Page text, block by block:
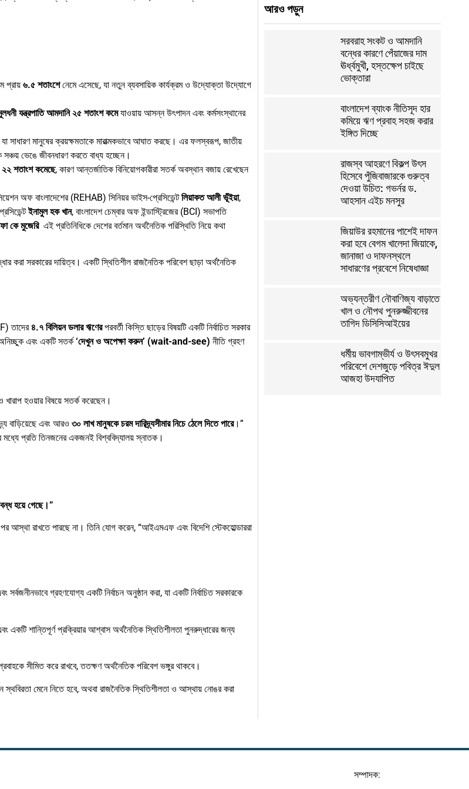
প্রায় ৬.৫ শতাংশেনেমে এসেছে, যা নতুন ব্যবসায়িক কার্যক্রম ও উদ্যোক্তা উদ্যোগে
যন্ত্রপাতিআমদানি২৫ শতাংশকমেযাওয়ায় আসন্ন উৎপাদন এবং কর্মসংস্থানের
সাধারণ মানুষের ক্রয়ক্ষমতাকে মারাত্মকভাবে আঘাত করছে। এর ফলস্বরূপ, জাতীয়
ভেঙে জীবনধারণ করতে বাধ্য হচ্ছেন।
২২ শতাংশকমেছে, কারণ আন্তর্জাতিক বিনিয়োগকারীরা সতর্ক অবস্থান বজায় রেখেছেন
অফ বাংলাদেশের (REHAB) সিনিয়র ভাইস-প্রেসিডেন্টলিয়াকতআলীভূঁইয়া,
ইনামুলহকখান, বাংলাদেশ চেম্বার অফ ইন্ডাস্ট্রিজের (BCI) সভাপতি
কেমুজেরিএই প্রতিনিধিকে দেশের বর্তমান অর্থনৈতিক পরিস্থিতি নিয়ে কথা
করা সরকারের দায়িত্ব। একটি স্থিতিশীল রাজনৈতিক পরিবেশ ছাড়া অর্থনৈতিক
তাদের ৪.৭ বিলিয়নডলারঋণেরপরবর্তী কিস্তি ছাড়ের বিষয়টি একটি নির্বাচিত সরকার
এবং একটি সতর্ক ‘দেখুনও অপেক্ষাকরুন’ (wait-and-see) নীতি গ্রহণ
খারাপ হওয়ার বিষয়ে সতর্ক করেছেন।
বাড়িয়েছে এবং আরও ৩০ লাখমানুষকেচরমদারিদ্র্যসীমারনিচেঠেলেদিতেপারে।”
মধ্যে প্রতি তিনজনের একজনই বিশ্ববিদ্যালয় স্নাতক।
বন্ধহয়েগেছে।”
আস্থা রাখতে পারছে না। তিনি যোগ করেন, “আইএমএফ এবং বিদেশি স্টেকহোল্ডাররা
গ্রহণযোগ্য একটি নির্বাচন অনুষ্ঠান করা, যা একটি নির্বাচিত সরকারকে
একটি শান্তিপূর্ণ প্রক্রিয়ার আশ্বাস অর্থনৈতিক স্থিতিশীলতা পুনরুদ্ধারের জন্য
সীমিত করে রাখবে, ততক্ষণ অর্থনৈতিক পরিবেশ ভঙ্গুর থাকবে।
স্থবিরতা মেনে নিতে হবে, অথবা রাজনৈতিক স্থিতিশীলতা ও আস্থায় নোঙর করা
আরও পড়ুন
সরবরাহ সংকট ও আমদানি
বন্ধের কারণে পেঁয়াজের দাম
ঊর্ধ্বমুখী, হস্তক্ষেপ চাইছে
ভোক্তারা
বাংলাদেশ ব্যাংক নীতিসূদ হার
কমিয়ে ঋণ প্রবাহ সহজ করার
ইঙ্গিত দিচ্ছে
রাজস্ব আহরণে বিকল্প উৎস
হিসেবে পুঁজিবাজারকে গুরুত্ব
দেওয়া উচিত: গভর্নর ড.
আহসান এইচ মনসুর
জিয়াউর রহমানের পাশেই দাফন
করা হবে বেগম খালেদা জিয়াকে,
জানাজা ও দাফনস্থলে
সাধারণের প্রবেশে নিষেধাজ্ঞা
অভ্যন্তরীণ নৌবাণিজ্য বাড়াতে
খাল ও নৌপথ পুনরুজ্জীবনের
তাগিদ ডিসিসিআইয়ের
ধর্মীয় ভাবগাম্ভীর্য ও উৎসবমুখর
পরিবেশে দেশজুড়ে পবিত্র ঈদুল
আজহা উদযাপিত
সম্পাদক: